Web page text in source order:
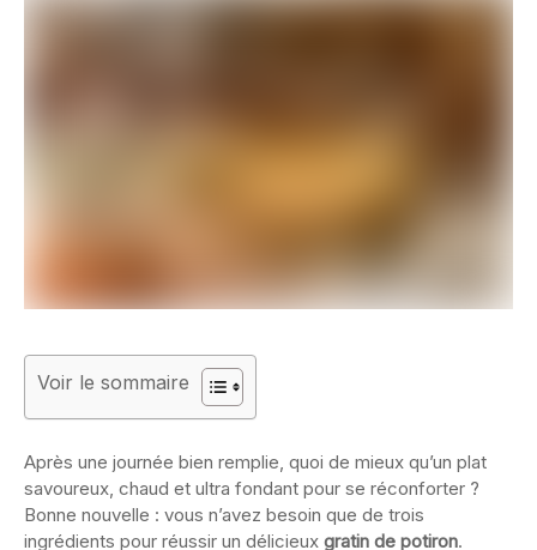
Voir le sommaire
Après une journée bien remplie, quoi de mieux qu’un plat
savoureux, chaud et ultra fondant pour se réconforter ?
Bonne nouvelle : vous n’avez besoin que de trois
ingrédients pour réussir un délicieux gratin de potiron.